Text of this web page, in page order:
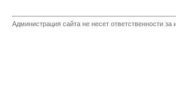
Администрация сайта не несет ответственности